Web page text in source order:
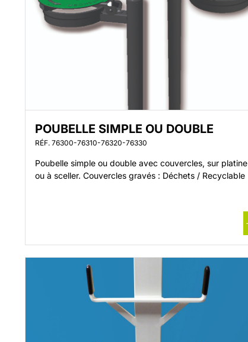
POUBELLE SIMPLE OU DOUBLE
RÉF. 76300-76310-76320-76330
Poubelle simple ou double avec couvercles, sur platine
ou à sceller. Couvercles gravés : Déchets / Recyclable